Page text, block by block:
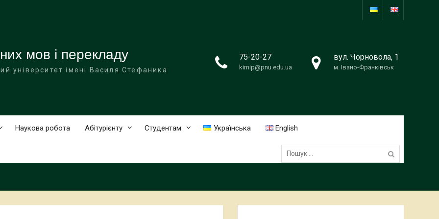
мов і перекладу
університет імені Василя Стефаника
75-20-27
kimip@pnu.edu.ua
вул. Чорновола, 1
м. Івано-Франківськ
Наукова робота Абітурієнту Студентам Українська English
Пошук: